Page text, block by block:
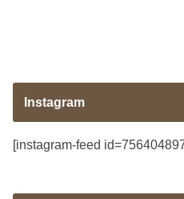
Instagram
[instagram-feed